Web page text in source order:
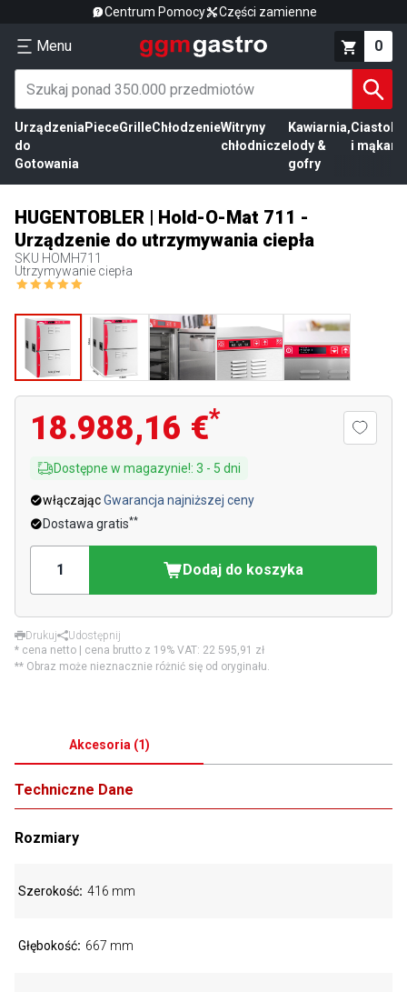
Centrum Pomocy Części zamienne
Menu 0
Urządzenia
do
Gotowania
PieceGrilleChłodzenieWitryny
chłodnicze
Kawiarnia,
lody &
gofry
Ciasto
i mąka
HUGENTOBLER | Hold-O-Mat 711 -
Urządzenie do utrzymywania ciepła
SKU HOMH711
Utrzymywanie ciepła
18.988,16 €*
Dostępne w magazynie!: 3 - 5 dni
włączającGwarancja najniższej ceny
Dostawa gratis**
Dodaj do koszyka
Drukuj
Udostępnij
* cena netto | cena brutto z 19% VAT: 22 595,91 zł
** Obraz może nieznacznie różnić się od oryginału.
Akcesoria (1)
Techniczne Dane
Rozmiary
Szerokość 416 mm
Głębokość 667 mm